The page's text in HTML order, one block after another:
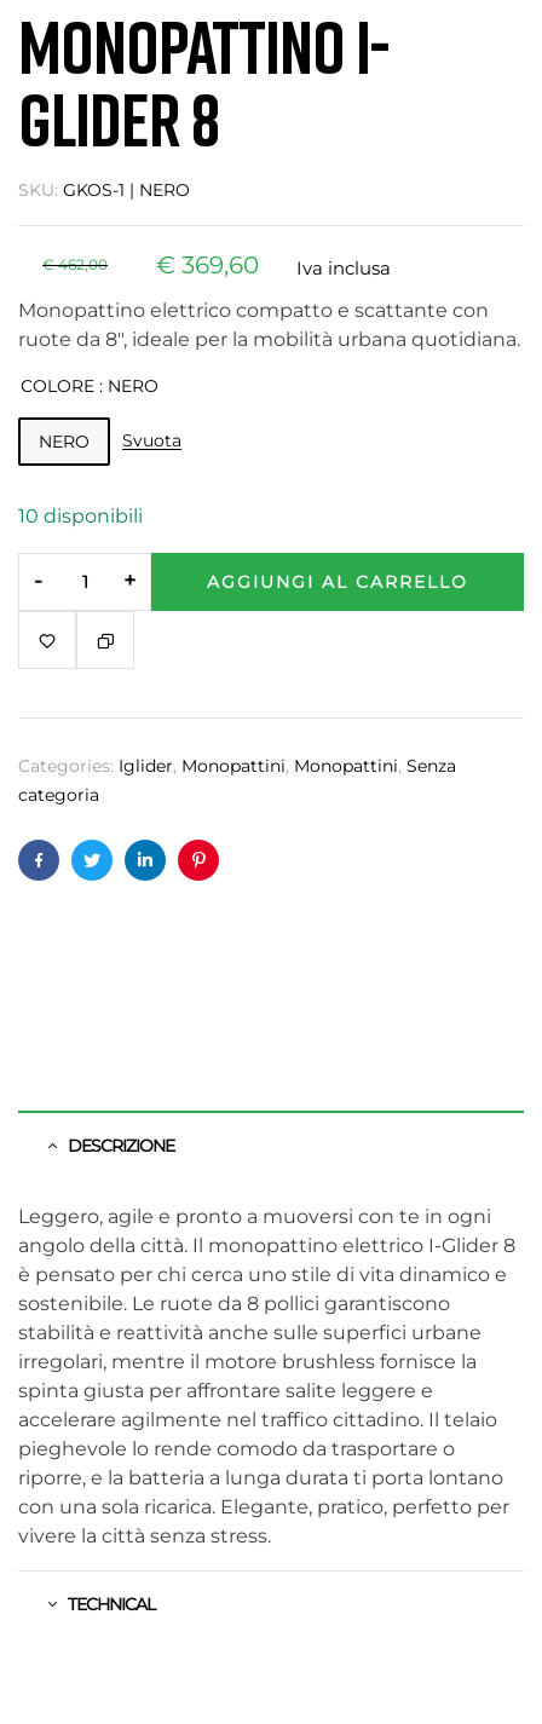
MONOPATTINO I-
GLIDER 8
SKU: GKOS-1 | NERO
€462,00 € 369,60
Iva inclusa
Monopattino elettrico compatto e scattante con
ruote da 8″, ideale per la mobilità urbana quotidiana.
COLORE : NERO
NERO Svuota
10 disponibili
- + AGGIUNGI AL CARRELLO
Categories: Iglider, Monopattini, Monopattini, Senza
categoria
FacebookTwitterLinkedinPinterest
DESCRIZIONE
Leggero, agile e pronto a muoversi con te in ogni
angolo della città. Il monopattino elettrico I-Glider 8
è pensato per chi cerca uno stile di vita dinamico e
sostenibile. Le ruote da 8 pollici garantiscono
stabilità e reattività anche sulle superfici urbane
irregolari, mentre il motore brushless fornisce la
spinta giusta per affrontare salite leggere e
accelerare agilmente nel traffico cittadino. Il telaio
pieghevole lo rende comodo da trasportare o
riporre, e la batteria a lunga durata ti porta lontano
con una sola ricarica. Elegante, pratico, perfetto per
vivere la città senza stress.
TECHNICAL